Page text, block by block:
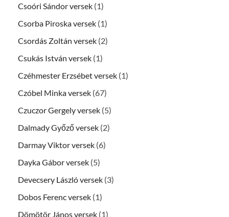
Csoóri Sándor versek (1)
Csorba Piroska versek (1)
Csordás Zoltán versek (2)
Csukás István versek (1)
Czéhmester Erzsébet versek (1)
Czóbel Minka versek (67)
Czuczor Gergely versek (5)
Dalmady Győző versek (2)
Darmay Viktor versek (6)
Dayka Gábor versek (5)
Devecsery László versek (3)
Dobos Ferenc versek (1)
Dömötör János versek (1)